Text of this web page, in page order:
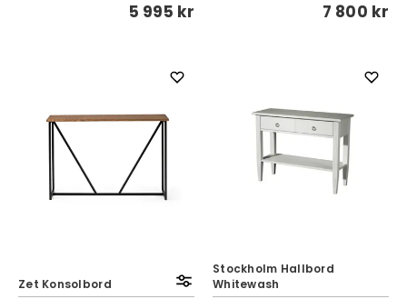
5 995 kr 7 800 kr
Zet Konsolbord
Stockholm Hallbord
Whitewash